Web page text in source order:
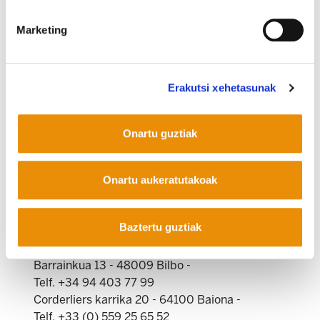
Marketing
Erakutsi xehetasunak
Onartu guztiak
Onartu aukeratutakoak
Baztertu guztiak
akordioa, Mallabiako eskaintza, prestakuntza
iraunkorra-Hobetuz... gai asko jorratzen ditu
INFORMAZIO KANALA
WEB MAPA
IRISGARRITASUNA
Manu Robles-Arangiz Institutua Fundazioa
Barrainkua 13 - 48009 Bilbo -
Telf. +34 94 403 77 99
Corderliers karrika 20 - 64100 Baiona -
Telf. +33 (0) 559 25 65 52